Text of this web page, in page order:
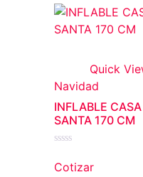
Quick
Navidad
INFLABLE
SANTA 170 CM
en
0
Cotizar